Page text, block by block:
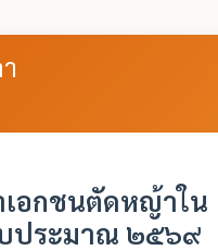
เอกชนตัดหญ้าใน
ประมาณ ๒๕๖๙